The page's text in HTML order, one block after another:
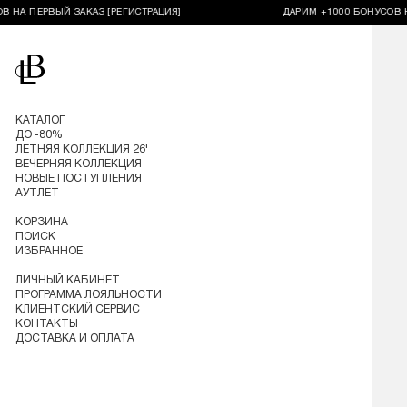
ЗАКАЗ [РЕГИСТРАЦИЯ] ДАРИМ +1000 БОНУСОВ НА
Перейти на главную
КАТАЛОГ
ДО -80%
ЛЕТНЯЯ КОЛЛЕКЦИЯ 26'
ВЕЧЕРНЯЯ КОЛЛЕКЦИЯ
НОВЫЕ ПОСТУПЛЕНИЯ
АУТЛЕТ
КОРЗИНА
ПОИСК
ИЗБРАННОЕ
ЛИЧНЫЙ КАБИНЕТ
ПРОГРАММА ЛОЯЛЬНОСТИ
КЛИЕНТСКИЙ СЕРВИС
КОНТАКТЫ
ДОСТАВКА И ОПЛАТА